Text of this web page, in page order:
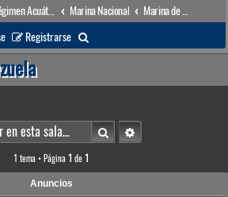
Marina Nacional
Registrarse
u
a
r
BuscarBúsqueda avanzada
1 tema • Página 1 de 1
Anuncios